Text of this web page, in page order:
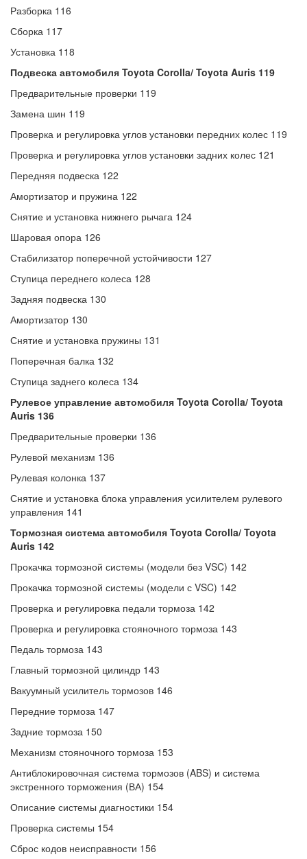
Разборка 116
Сборка 117
Установка 118
Подвеска автомобиля Toyota Corolla/ Toyota Auris 119
Предварительные проверки 119
Замена шин 119
Проверка и регулировка углов установки передних колес 119
Проверка и регулировка углов установки задних колес 121
Передняя подвеска 122
Амортизатор и пружина 122
Снятие и установка нижнего рычага 124
Шаровая опора 126
Стабилизатор поперечной устойчивости 127
Ступица переднего колеса 128
Задняя подвеска 130
Амортизатор 130
Снятие и установка пружины 131
Поперечная балка 132
Ступица заднего колеса 134
Рулевое управление автомобиля Toyota Corolla/ Toyota
Auris 136
Предварительные проверки 136
Рулевой механизм 136
Рулевая колонка 137
Снятие и установка блока управления усилителем рулевого
управления 141
Тормозная система автомобиля Toyota Corolla/ Toyota
Auris 142
Прокачка тормозной системы (модели без VSC) 142
Прокачка тормозной системы (модели с VSC) 142
Проверка и регулировка педали тормоза 142
Проверка и регулировка стояночного тормоза 143
Педаль тормоза 143
Главный тормозной цилиндр 143
Вакуумный усилитель тормозов 146
Передние тормоза 147
Задние тормоза 150
Механизм стояночного тормоза 153
Антиблокировочная система тормозов (ABS) и система
экстренного торможения (ВА) 154
Описание системы диагностики 154
Проверка системы 154
Сброс кодов неисправности 156